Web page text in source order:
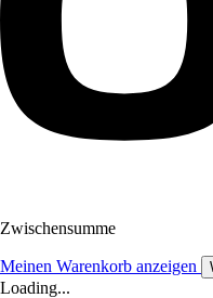
Zwischensumme
Meinen Warenkorb anzeigen
Loading...